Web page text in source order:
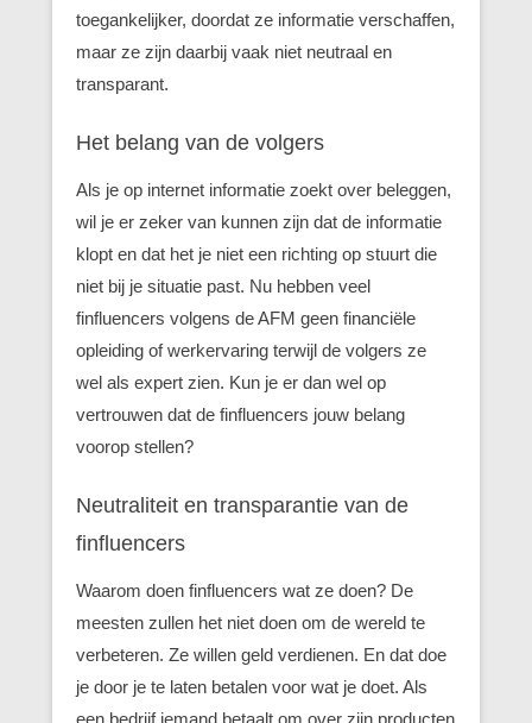
toegankelijker, doordat ze informatie verschaffen,
maar ze zijn daarbij vaak niet neutraal en
transparant.
Het belang van de volgers
Als je op internet informatie zoekt over beleggen,
wil je er zeker van kunnen zijn dat de informatie
klopt en dat het je niet een richting op stuurt die
niet bij je situatie past. Nu hebben veel
finfluencers volgens de AFM geen financiële
opleiding of werkervaring terwijl de volgers ze
wel als expert zien. Kun je er dan wel op
vertrouwen dat de finfluencers jouw belang
voorop stellen?
Neutraliteit en transparantie van de
finfluencers
Waarom doen finfluencers wat ze doen? De
meesten zullen het niet doen om de wereld te
verbeteren. Ze willen geld verdienen. En dat doe
je door je te laten betalen voor wat je doet. Als
een bedrijf iemand betaalt om over zijn producten